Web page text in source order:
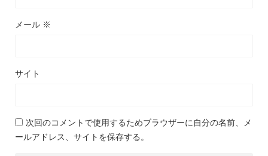
メール ※
サイト
次回のコメントで使用するためブラウザーに自分の名前、メ
ールアドレス、サイトを保存する。